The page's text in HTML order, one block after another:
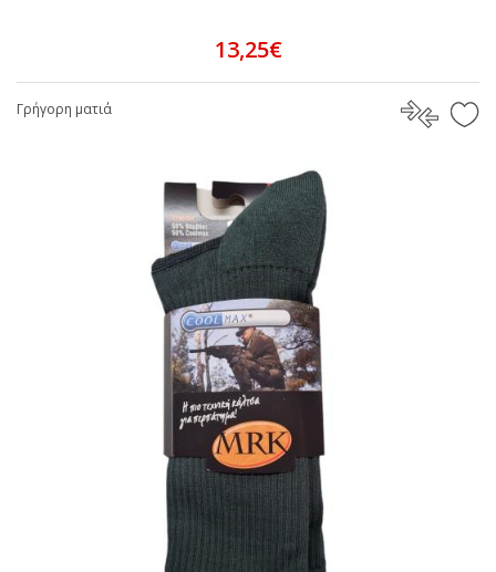
13,25€
Γρήγορη ματιά